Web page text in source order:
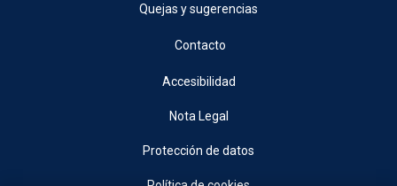
Quejas y sugerencias
Contacto
Accesibilidad
Nota Legal
Protección de datos